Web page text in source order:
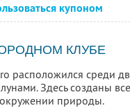
купоном
КЛУБЕ
расположился среди
Здесь созданы
природы.